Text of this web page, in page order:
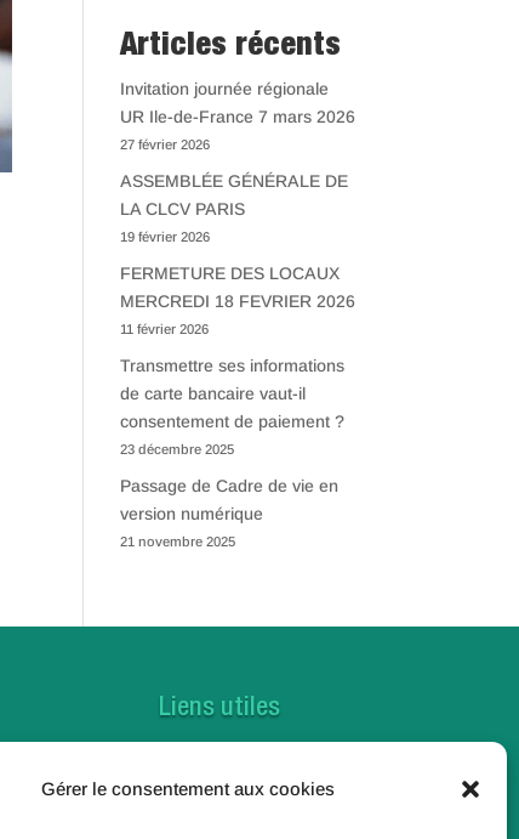
Gérer le consentement aux cookies
Articles récents
Invitation journée régionale
UR Ile-de-France 7 mars 2026
27 février 2026
ASSEMBLÉE GÉNÉRALE DE
LA CLCV PARIS
19 février 2026
FERMETURE DES LOCAUX
MERCREDI 18 FEVRIER 2026
11 février 2026
Transmettre ses informations
de carte bancaire vaut-il
consentement de paiement ?
23 décembre 2025
Passage de Cadre de vie en
version numérique
21 novembre 2025
Liens utiles
Foire aux questions